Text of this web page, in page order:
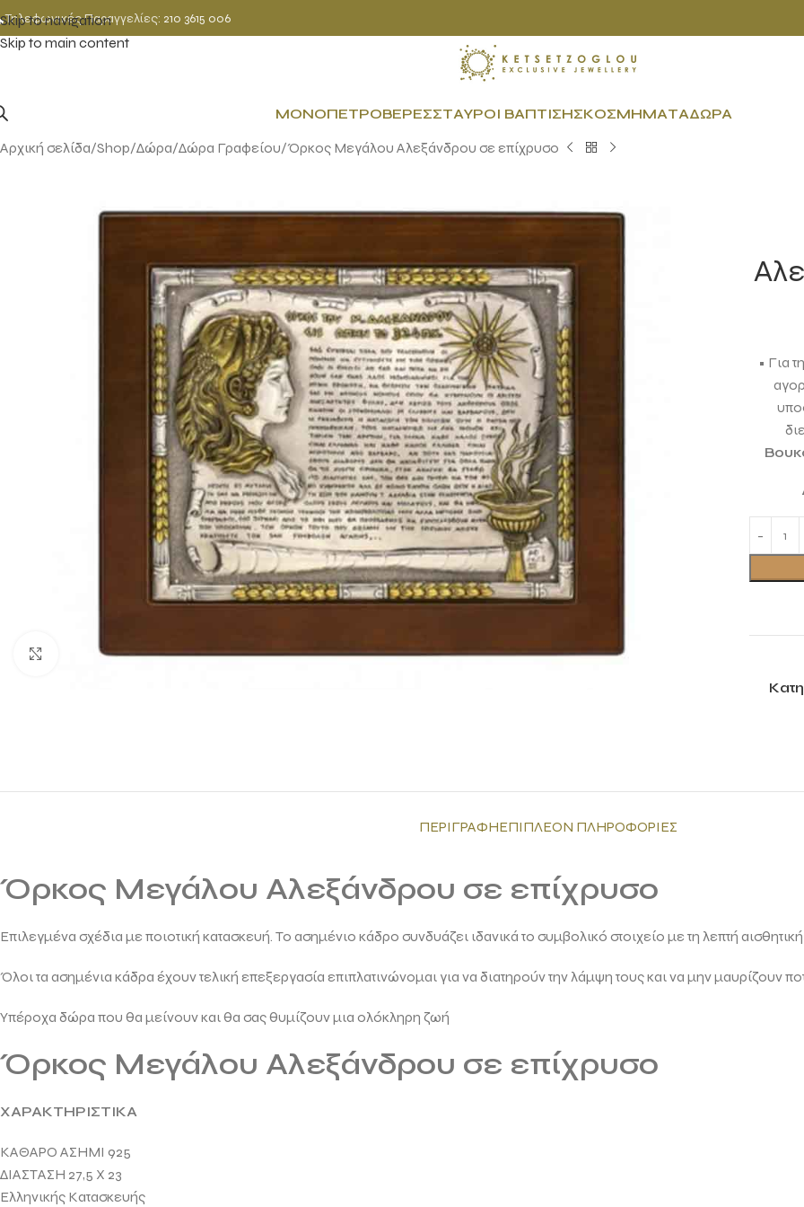
Skip to navigation
Skip to main content
Τηλεφωνικές Παραγγελίες: 210 3615 006
ΜΟΝΌΠΕΤΡΟΒΈΡΕΣΣΤΑΥΡΟΊ ΒΆΠΤΙΣΗΣΚΟΣΜΉΜΑΤΑΔΏΡΑ
Αρχική σελίδα Shop Δώρα Δώρα Γραφείου Όρκος Μεγάλου Αλεξάνδρου σε επίχρυσο
Click to enlarge
• Για
ΠΕΡΙΓΡΑΦΉΕΠΙΠΛΈΟΝ ΠΛΗΡΟΦΟΡΊΕΣ
Όρκος Μεγάλου Αλεξάνδρου σε επίχρυσο
Επιλεγμένα σχέδια με ποιοτική κατασκευή. Το ασημένιο κάδρο συνδυάζει ιδανικά το συμβολικό στοιχείο με τη λεπτή αισθητική
Όλοι τα ασημένια κάδρα έχουν τελική επεξεργασία επιπλατινώνομαι για να διατηρούν την λάμψη τους και να μην μαυρίζουν
Υπέροχα δώρα που θα μείνουν και θα σας θυμίζουν μια ολόκληρη ζωή
Όρκος Μεγάλου Αλεξάνδρου σε επίχρυσο
ΧΑΡΑΚΤΗΡΙΣΤΙΚΑ
ΚΑΘΑΡΟ ΑΣΗΜΙ 925
ΔΙΑΣΤΑΣΗ 27,5 X 23
Ελληνικής Κατασκευής